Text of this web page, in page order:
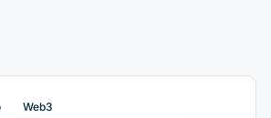
Web3